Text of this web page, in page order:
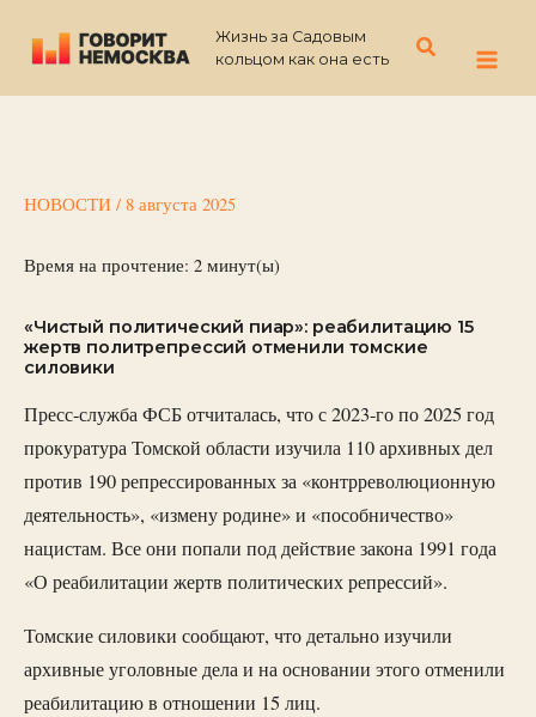
содержимому
Жизнь за Садовым
кольцом как она есть
Поиск
НОВОСТИ / 8 августа 2025
Время на прочтение: 2 минут(ы)
«Чистый политический пиар»: реабилитацию 15
жертв политрепрессий отменили томские
силовики
Пресс-служба ФСБ отчиталась, что с 2023-го по 2025 год
прокуратура Томской области изучила 110 архивных дел
против 190 репрессированных за «контрреволюционную
деятельность», «измену родине» и «пособничество»
нацистам. Все они попали под действие закона 1991 года
«О реабилитации жертв политических репрессий».
Томские силовики сообщают, что детально изучили
архивные уголовные дела и на основании этого отменили
реабилитацию в отношении 15 лиц.